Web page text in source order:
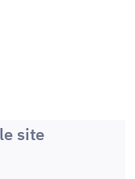
site